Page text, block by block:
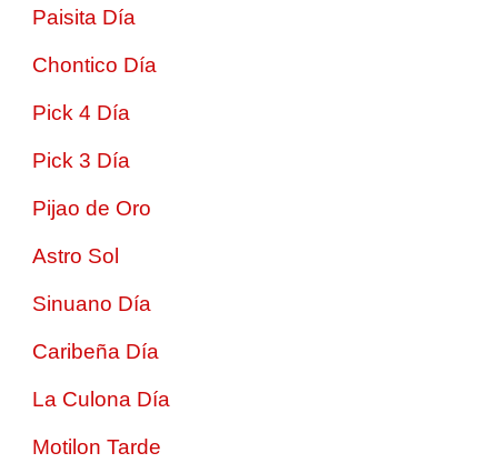
Paisita Día
Chontico Día
Pick 4 Día
Pick 3 Día
Pijao de Oro
Astro Sol
Sinuano Día
Caribeña Día
La Culona Día
Motilon Tarde